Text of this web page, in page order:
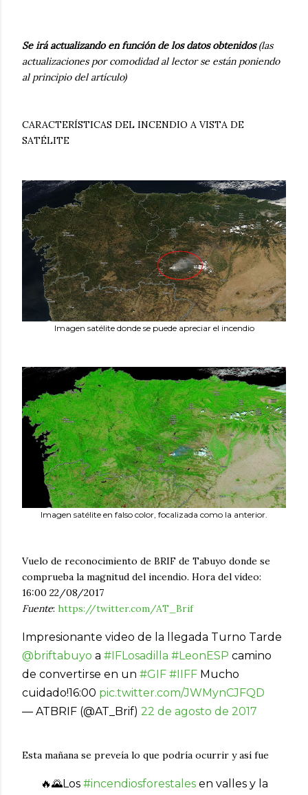
Se irá actualizando en función de los datos obtenidos(las
actualizaciones por comodidad al lector se están poniendo
al principio del artículo)
CARACTERÍSTICAS DEL INCENDIO A VISTA DE
SATÉLITE
Imagen satélite donde se puede apreciar el incendio
Imagen satélite en falso color, focalizada como la anterior.
Vuelo de reconocimiento de BRIF de Tabuyo donde se
comprueba la magnitud del incendio. Hora del vídeo:
16:00 22/08/2017
Fuente: https://twitter.com/AT_Brif
Impresionante video de la llegada Turno Tarde
@briftabuyo a #IFLosadilla #LeonESP camino
de convertirse en un #GIF #IIFF Mucho
cuidado!16:00 pic.twitter.com/JWMynCJFQD
— ATBRIF (@AT_Brif) 22 de agosto de 2017
Esta mañana se preveía lo que podría ocurrir y así fue
🔥🌄Los #incendiosforestalesen valles y la